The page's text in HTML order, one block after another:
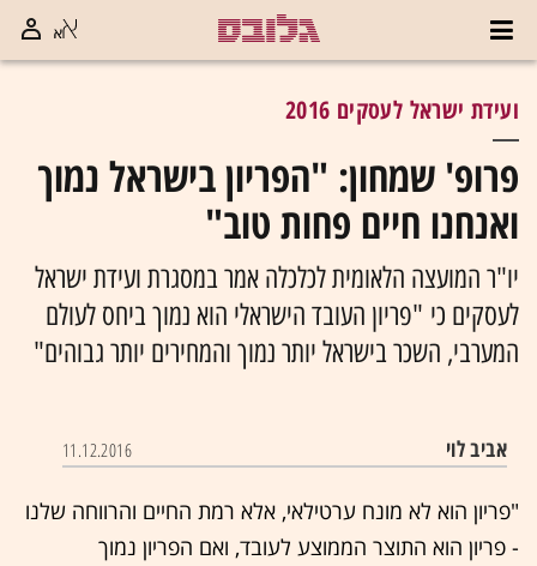
ועידת ישראל לעסקים 2016
פרופ' שמחון: "הפריון בישראל נמוך
ואנחנו חיים פחות טוב"
יו"ר המועצה הלאומית לכלכלה אמר במסגרת ועידת ישראל
לעסקים כי "פריון העובד הישראלי הוא נמוך ביחס לעולם
המערבי, השכר בישראל יותר נמוך והמחירים יותר גבוהים"
אביב לוי 11.12.2016
"פריון הוא לא מונח ערטילאי, אלא רמת החיים והרווחה שלנו
- פריון הוא התוצר הממוצע לעובד, ואם הפריון נמוך